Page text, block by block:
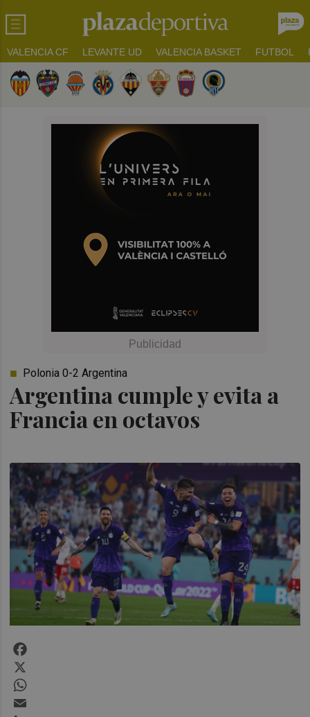
VALENCIA CF LEVANTE UD VALENCIA BASKET FUTBOL
Argentina cumple y evita a
Francia en octavos
Polonia 0-2 Argentina